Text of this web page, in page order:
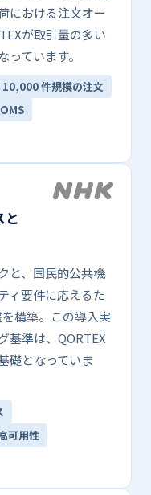
に​おける​注文オー
が​取引量の​多い​
ています。
10,000 件規模の​​注文
と​​
と、​国民的公共機
ィ要件に​応える​た
構築。​この​導入実
基準は、​QORTEX
礎と​なっていま
可用性